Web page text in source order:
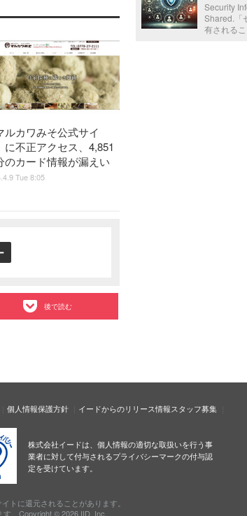
ルカワみそ公式サイ
に不正アクセス、4,851
のカード情報が漏えい
Tue 8:05
後で読む
Security
Shared.「
有されるこ
個人情報保護方針 イードからのリリース情報スタッフ募集
株式会社イードは、個人情報の適切な取扱いを行う事
業者に対して付与されるプライバシーマークの付与認
定を受けています。
トに還元されることがあります。
。Copyright © 2026 IID, Inc.